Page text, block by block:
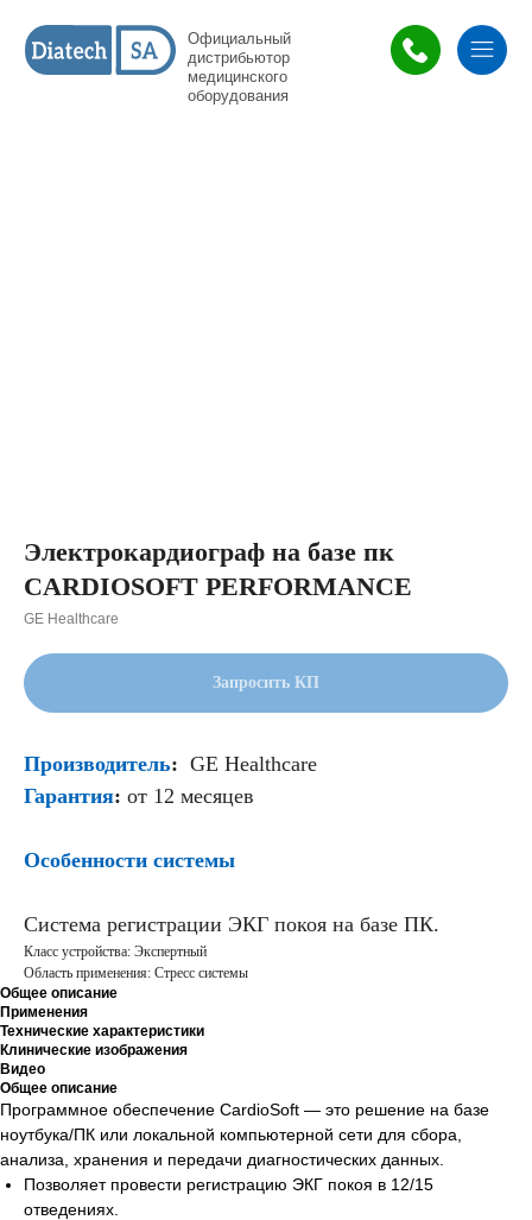
Официальный
дистрибьютор
медицинского
оборудования
Электрокардиограф на базе пк
CARDIOSOFT PERFORMANCE
GE Healthcare
Запросить КП
Производитель: GE Healthcare
Гарантия: от 12 месяцев
Особенности системы
Система регистрации ЭКГ покоя на базе ПК.
Класс устройства: Экспертный
Область применения: Стресс системы
Общее описание
Применения
Технические характеристики
Клинические изображения
Видео
Общее описание
Программное обеспечение CardioSoft — это решение на базе
ноутбука/ПК или локальной компьютерной сети для сбора,
анализа, хранения и передачи диагностических данных.
Позволяет провести регистрацию ЭКГ покоя в 12/15
отведениях.